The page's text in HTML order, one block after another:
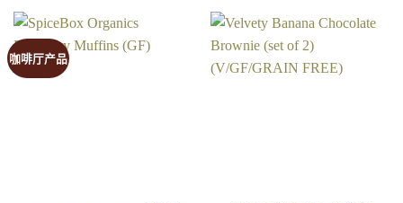
咖啡厅产品